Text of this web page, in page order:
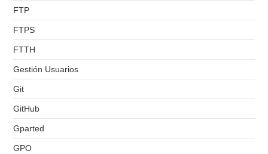
FTP
FTPS
FTTH
Gestión Usuarios
Git
GitHub
Gparted
GPO